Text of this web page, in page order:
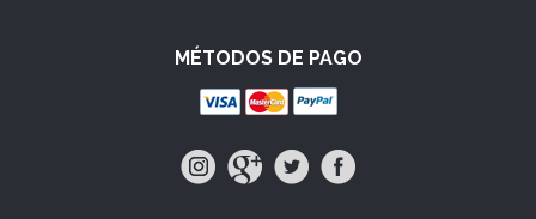
MÉTODOS DE PAGO